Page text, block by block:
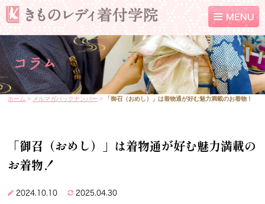
ホーム > メルマガバックナンバー > 「御召（おめし）」は着物通が好む魅力満載のお着物！
「御召（おめし）」は着物通が好む魅力満載の
お着物！
2024.10.10 2025.04.30